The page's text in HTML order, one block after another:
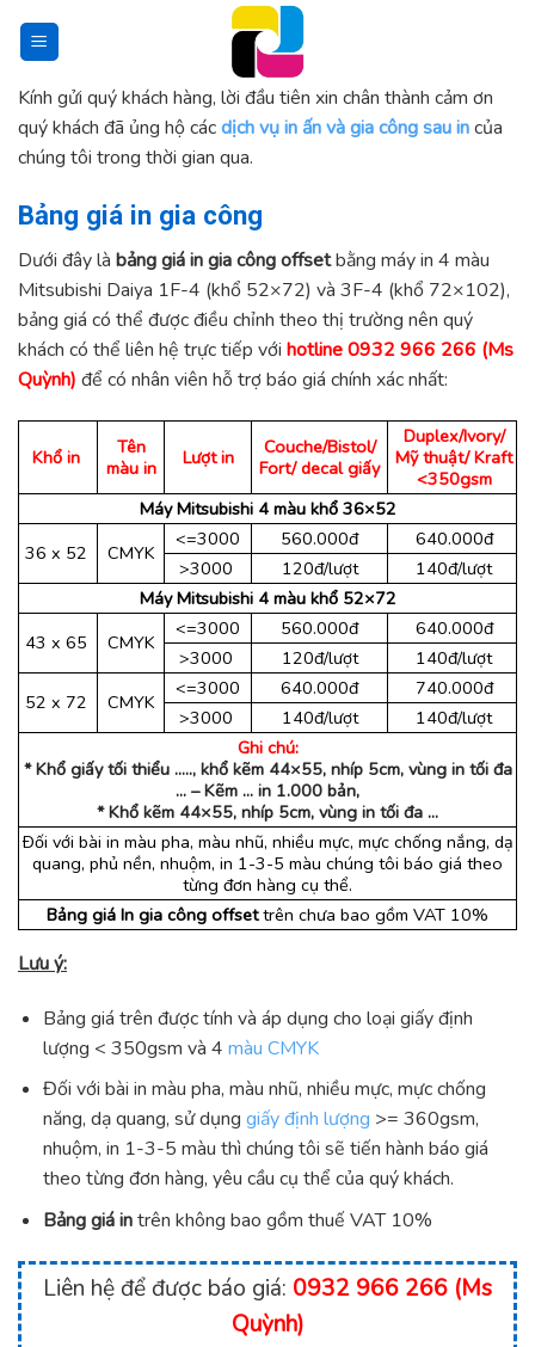
Kính gửi quý khách hàng, lời đầu tiên xin chân thành cảm ơn
quý khách đã ủng hộ cácdịch vụ in ấn và gia công sau incủa
chúng tôi trong thời gian qua.
Bảng giá in gia công
Dưới đây là bảng giá in gia công offsetbằng máy in 4 màu
Mitsubishi Daiya 1F-4 (khổ 52×72) và 3F-4 (khổ 72×102),
bảng giá có thể được điều chỉnh theo thị trường nên quý
khách có thể liên hệ trực tiếp với hotline 0932 966 266 (Ms
Quỳnh) để có nhân viên hỗ trợ báo giá chính xác nhất:
Khổ in
Tên
màu in
Lượt in
Couche/Bistol/
Fort/ decal giấy
Duplex/Ivory/
Mỹ thuật/ Kraft
<350gsm
Máy Mitsubishi 4 màu khổ 36×52
36 x 52
CMYK
<=3000 560.000đ
640.000đ
>3000
120đ/lượt
140đ/lượt
Máy Mitsubishi 4 màu khổ 52×72
43 x 65
CMYK
<=3000 560.000đ
640.000đ
>3000
120đ/lượt
140đ/lượt
52 x 72
CMYK
<=3000 640.000đ
740.000đ
>3000
140đ/lượt
140đ/lượt
Ghi chú:
* Khổ giấy tối thiểu ….., khổ kẽm 44×55, nhíp 5cm, vùng in tối đa
… – Kẽm … in 1.000 bản,
* Khổ kẽm 44×55, nhíp 5cm, vùng in tối đa …
Ðối với bài in màu pha, màu nhũ, nhiều mực, mực chống nắng, dạ
quang, phủ nền, nhuộm, in 1-3-5 màu chúng tôi báo giá theo
từng đơn hàng cụ thể.
Bảng giá In gia công offsettrên chưa bao gồm VAT 10%
Lưu ý:
Bảng giá trên được tính và áp dụng cho loại giấy định
lượng < 350gsm và 4 màu CMYK
Đối với bài in màu pha, màu nhũ, nhiều mực, mực chống
năng, dạ quang, sử dụng giấy định lượng >= 360gsm,
nhuộm, in 1-3-5 màu thì chúng tôi sẽ tiến hành báo giá
theo từng đơn hàng, yêu cầu cụ thể của quý khách.
Bảng giá intrên không bao gồm thuế VAT 10%
Liên hệ để được báo giá: 0932 966 266 (Ms
Quỳnh)